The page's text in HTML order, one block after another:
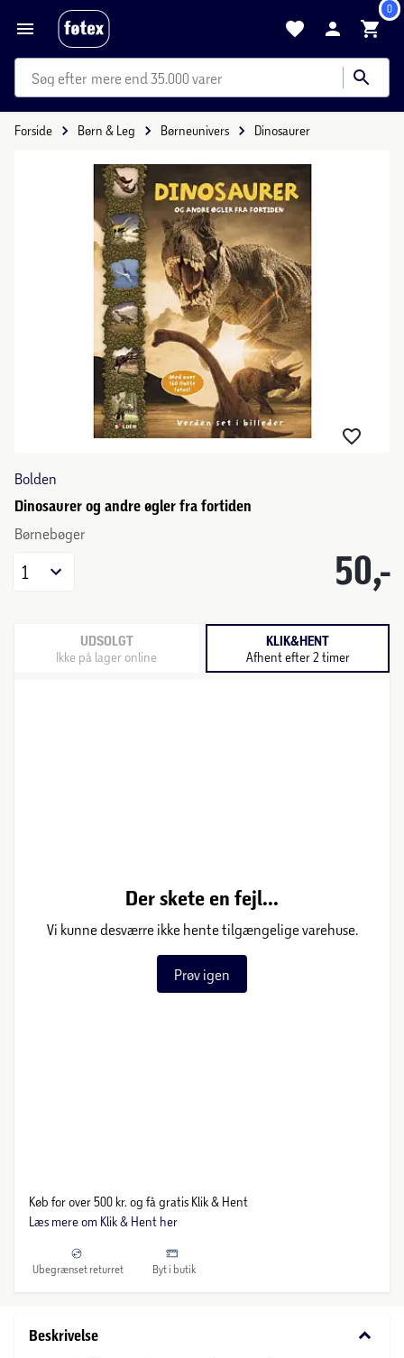
0
mere end 35.000 varer
Forside Børn & Leg Børneunivers Dinosaurer
Bolden
Dinosaurer og andre øgler fra fortiden
Børnebøger
50,-
1
UDSOLGT
Ikke på lager online
KLIK&HENT
Afhent efter 2 timer
Der skete en fejl...
Vi kunne desværre ikke hente tilgængelige varehuse.
Prøv igen
Køb for over 500 kr. og få gratis Klik & Hent
Læs mere om Klik & Hent her
Ubegrænset returret Byt i butik
Beskrivelse keyboard_arrow_down